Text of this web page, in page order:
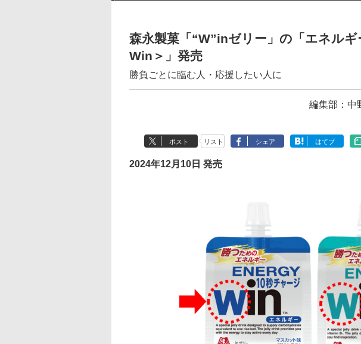
森永製菓「“W”inゼリー」の「エネル
Win＞」発売
勝負ごとに臨む人・応援したい人に
編集部：中
ポスト リスト シェア はてブ
2024年12月10日 発売